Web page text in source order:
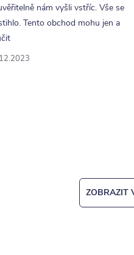
nám vyšli vstříc. Vše se
Tento obchod mohu jen a
ZOBRAZIT